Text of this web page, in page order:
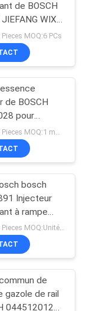
de BOSCH
WIXI
1112010-
Pieces MOQ:6 PCs
de BOSCH
pour
4M50
ME223954
bosch
Injecteur
à rampe
Assy Diesel
891 pour
JMC JAC
USD 185 Per Pieces MOQ:Unité 12
de
gazole de rail
0445120121